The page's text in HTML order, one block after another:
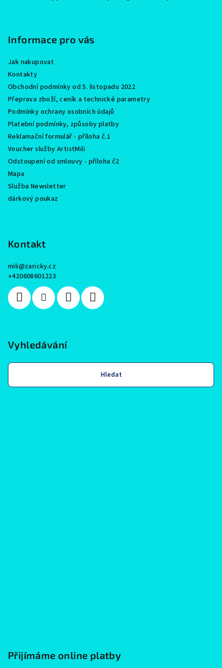
Informace pro vás
Jak nakupovat
Kontakty
Obchodní podmínky od 5. listopadu 2022
Přeprava zboží, ceník a technické parametry
Podmínky ochrany osobních údajů
Platební podmínky, způsoby platby
Reklamační formulář - příloha č.1
Voucher služby ArtistMili
Odstoupení od smlouvy - příloha č2
Mapa
Služba Newsletter
dárkový poukaz
Kontakt
mili@zaricky.cz
+420608601223
Vyhledávání
Hledat
Přijímáme online platby